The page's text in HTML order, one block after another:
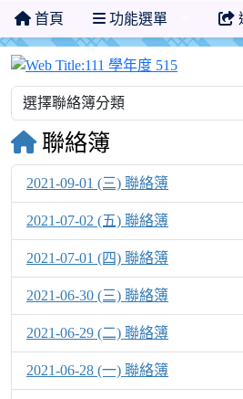
首頁 功能選單
111 學年度
聯絡簿
2021-09-01 (三) 聯絡簿
2021-07-02 (五) 聯絡簿
2021-07-01 (四) 聯絡簿
2021-06-30 (三) 聯絡簿
2021-06-29 (二) 聯絡簿
2021-06-28 (一) 聯絡簿